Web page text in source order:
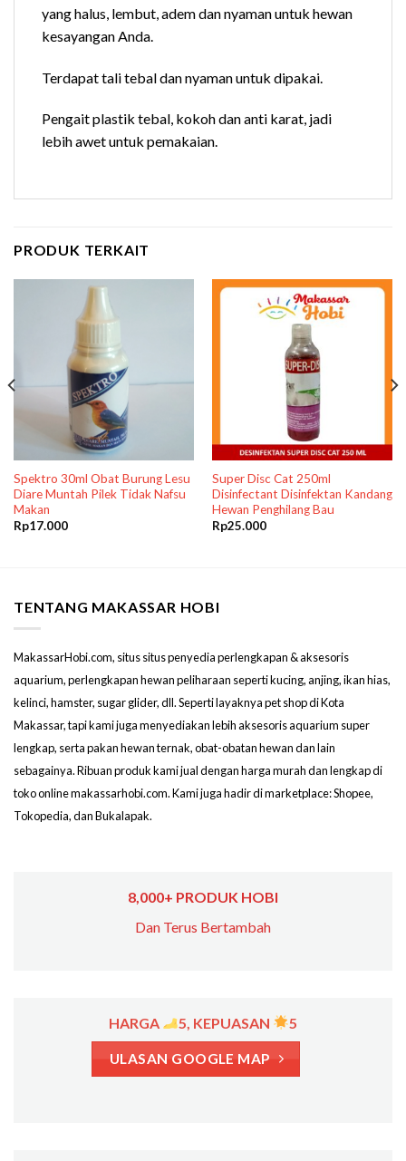
yang halus, lembut, adem dan nyaman untuk hewan
kesayangan Anda.
Terdapat tali tebal dan nyaman untuk dipakai.
Pengait plastik tebal, kokoh dan anti karat, jadi
lebih awet untuk pemakaian.
PRODUK TERKAIT
Spektro 30ml Obat Burung Lesu
Diare Muntah Pilek Tidak Nafsu
Makan
Rp17.000
Super Disc Cat 250ml
Disinfectant Disinfektan Kandang
Hewan Penghilang Bau
Rp25.000
TENTANG MAKASSAR HOBI
MakassarHobi.com, situs situs penyedia perlengkapan & aksesoris
aquarium, perlengkapan hewan peliharaan seperti kucing, anjing, ikan hias,
kelinci, hamster, sugar glider, dll. Seperti layaknya pet shop di Kota
Makassar, tapi kami juga menyediakan lebih aksesoris aquarium super
lengkap, serta pakan hewan ternak, obat-obatan hewan dan lain
sebagainya. Ribuan produk kami jual dengan harga murah dan lengkap di
toko online makassarhobi.com. Kami juga hadir di marketplace: Shopee,
Tokopedia, dan Bukalapak.
8,000+ PRODUK HOBI
Dan Terus Bertambah
HARGA 5, KEPUASAN 5
ULASAN GOOGLE MAP